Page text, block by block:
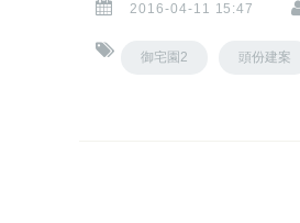
2016-04-11 15:47
御宅園2 頭份建案